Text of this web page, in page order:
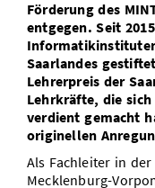
Förderung des
entgegen. Seit
Saarlandes
Lehrerpreis der
Lehrkräfte, die
verdient gemacht
originellen
Als Fachleiter in
Mecklenburg-